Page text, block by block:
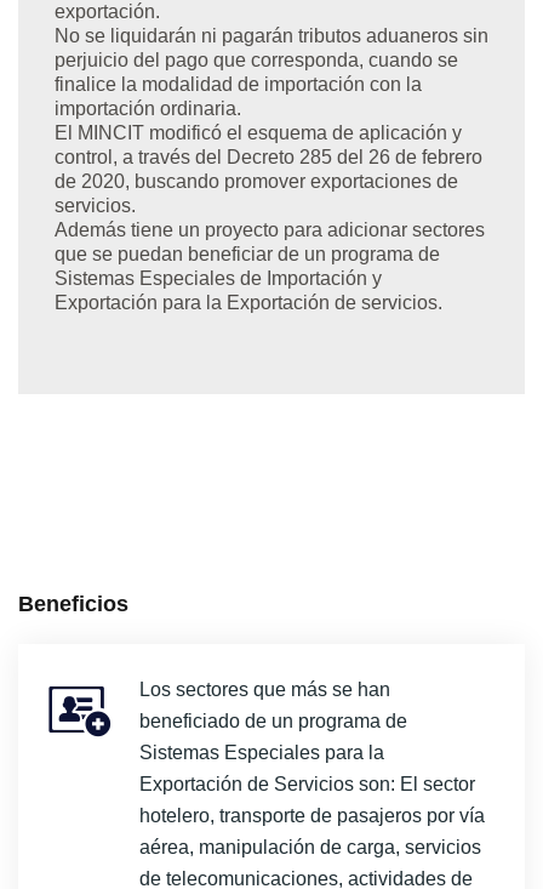
exportación.
No se liquidarán ni pagarán tributos aduaneros sin
perjuicio del pago que corresponda, cuando se
finalice la modalidad de importación con la
importación ordinaria.
El MINCIT modificó el esquema de aplicación y
control, a través del Decreto 285 del 26 de febrero
de 2020, buscando promover exportaciones de
servicios.
Además tiene un proyecto para adicionar sectores
que se puedan beneficiar de un programa de
Sistemas Especiales de Importación y
Exportación para la Exportación de servicios.
Beneficios
Los sectores que más se han
beneficiado de un programa de
Sistemas Especiales para la
Exportación de Servicios son: El sector
hotelero, transporte de pasajeros por vía
aérea, manipulación de carga, servicios
de telecomunicaciones, actividades de